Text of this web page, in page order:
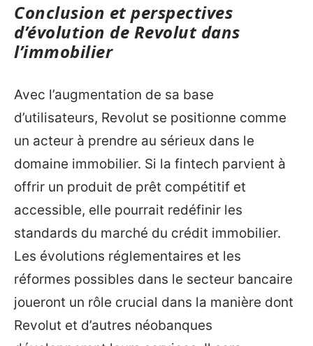
Conclusion et perspectives
d’évolution de Revolut dans
l’immobilier
Avec l’augmentation de sa base
d’utilisateurs, Revolut se positionne comme
un acteur à prendre au sérieux dans le
domaine immobilier. Si la fintech parvient à
offrir un produit de prêt compétitif et
accessible, elle pourrait redéfinir les
standards du marché du crédit immobilier.
Les évolutions réglementaires et les
réformes possibles dans le secteur bancaire
joueront un rôle crucial dans la manière dont
Revolut et d’autres néobanques